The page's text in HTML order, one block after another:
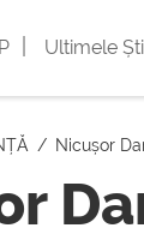
Ultimele
Nicușor